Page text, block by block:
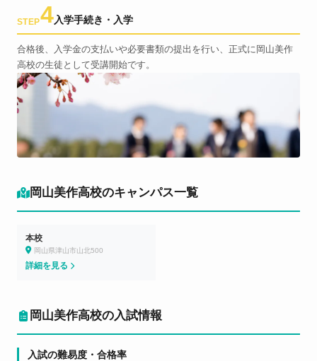
STEP4入学手続き・入学
合格後、入学金の支払いや必要書類の提出を行い、正式に岡山美作
高校の生徒として受講開始です。
岡山美作高校のキャンパス一覧
本校
岡山県津山市山北500
詳細を見る
岡山美作高校の入試情報
入試の難易度・合格率